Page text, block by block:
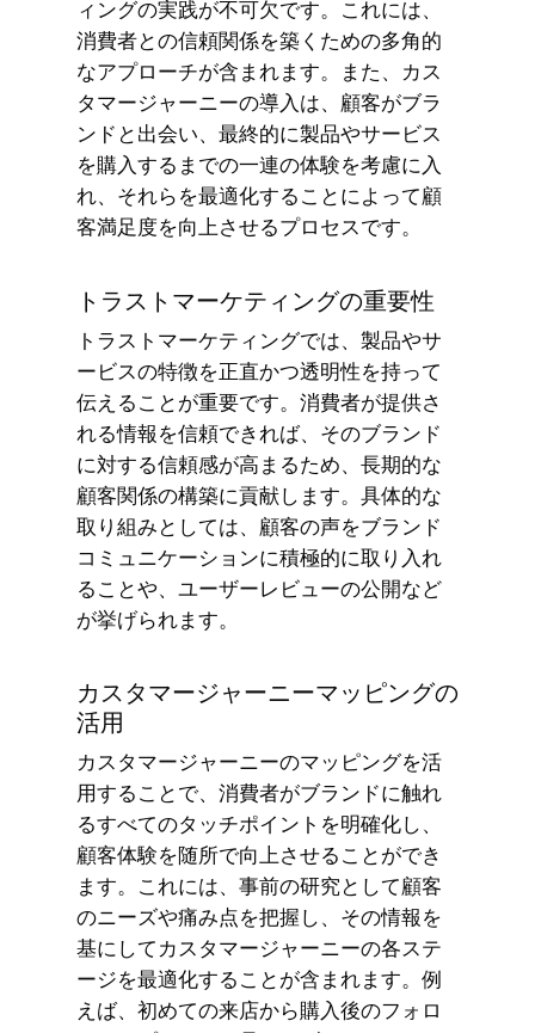
ィングの実践が不可欠です。これには、
消費者との信頼関係を築くための多角的
なアプローチが含まれます。また、カス
タマージャーニーの導入は、顧客がブラ
ンドと出会い、最終的に製品やサービス
を購入するまでの一連の体験を考慮に入
れ、それらを最適化することによって顧
客満足度を向上させるプロセスです。
トラストマーケティングの重要性
トラストマーケティングでは、製品やサ
ービスの特徴を正直かつ透明性を持って
伝えることが重要です。消費者が提供さ
れる情報を信頼できれば、そのブランド
に対する信頼感が高まるため、長期的な
顧客関係の構築に貢献します。具体的な
取り組みとしては、顧客の声をブランド
コミュニケーションに積極的に取り入れ
ることや、ユーザーレビューの公開など
が挙げられます。
カスタマージャーニーマッピングの
活用
カスタマージャーニーのマッピングを活
用することで、消費者がブランドに触れ
るすべてのタッチポイントを明確化し、
顧客体験を随所で向上させることができ
ます。これには、事前の研究として顧客
のニーズや痛み点を把握し、その情報を
基にしてカスタマージャーニーの各ステ
ージを最適化することが含まれます。例
えば、初めての来店から購入後のフォロ